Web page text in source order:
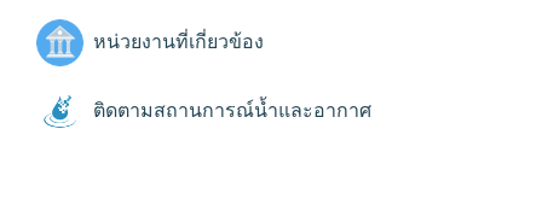
หน่วยงานที่เกี่ยวข้อง
ติดตามสถานการณ์น้ำและอากาศ